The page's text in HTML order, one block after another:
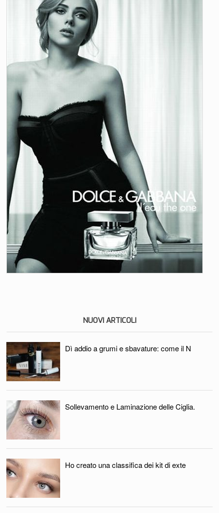
NUOVI ARTICOLI
Dì addio a grumi e sbavature: come il N
Sollevamento e Laminazione delle Ciglia.
Ho creato una classifica dei kit di exte